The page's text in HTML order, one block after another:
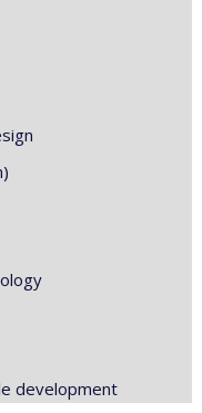
development